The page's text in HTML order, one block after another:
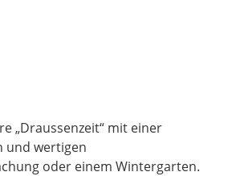
„Draussenzeit“ mit einer
und wertigen
oder einem Wintergarten.